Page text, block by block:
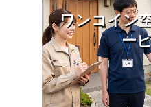
ワンコイン
ー